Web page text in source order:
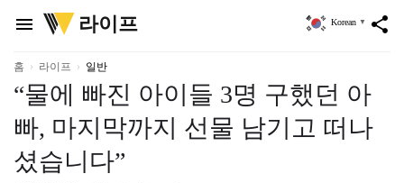
menu
위
키
리
라이프 share
Korean ▼
홈 라이프 일반
“물에 빠진 아이들 3명 구했던 아
빠, 마지막까지 선물 남기고 떠나
셨습니다”